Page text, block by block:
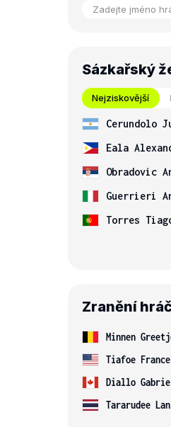
Sázkařský
Nejziskovější
Cerundolo
Eala
Obradovic
Guerrieri
Torres
Zranění
Minnen
Tiafoe
Diallo
Tararudee